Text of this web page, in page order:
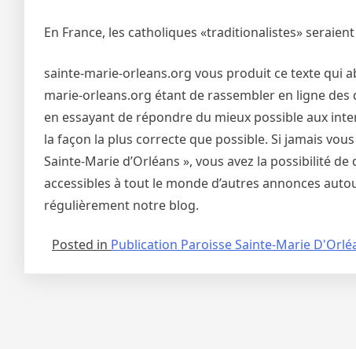
En France, les catholiques «traditionalistes»
sainte-marie-orleans.org vous produit ce texte qui
marie-orleans.org étant de rassembler en ligne des
en essayant de répondre du mieux possible aux
la façon la plus correcte que possible. Si jamais
Sainte-Marie d’Orléans », vous avez la possibilité
accessibles à tout le monde d’autres annonces
régulièrement notre blog.
Posted in Publication Paroisse Sainte-Marie